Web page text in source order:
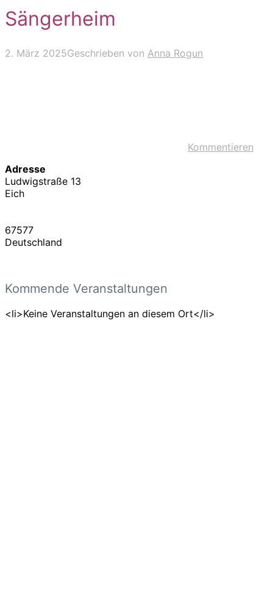
Sängerheim
2. März 2025Geschrieben von Anna Rogun
Kommentieren
Adresse
Ludwigstraße 13
Eich
67577
Deutschland
Kommende Veranstaltungen
<li>Keine Veranstaltungen an diesem Ort</li>